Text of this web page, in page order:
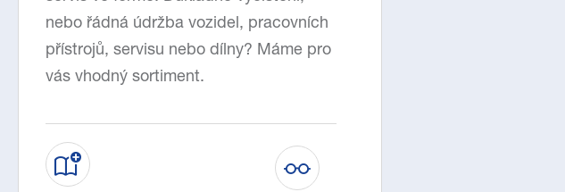
nebo řádná údržba vozidel, pracovních
přístrojů, servisu nebo dílny? Máme pro
vás vhodný sortiment.